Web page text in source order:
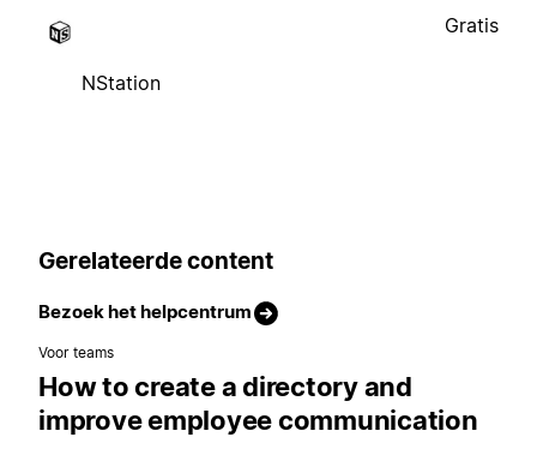
NStation
Gratis
Gerelateerde content
Bezoek het helpcentrum
Voor teams
How to create a directory and
improve employee communication